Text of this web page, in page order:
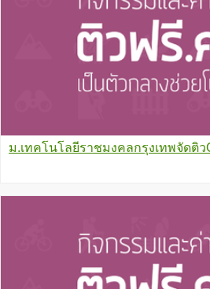
ม.เทคโนโลยีราชมงคลกรุงเทพจัดติว